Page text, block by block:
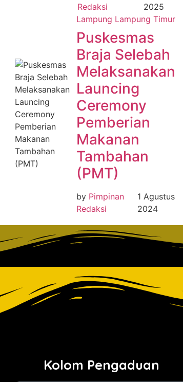
Redaksi
2025
Lampung Lampung Timur
Puskesmas
Braja Selebah
Melaksanakan
Launcing
Ceremony
Pemberian
Makanan
Tambahan
(PMT)
by Pimpinan
Redaksi
1 Agustus
2024
Kolom Pengaduan